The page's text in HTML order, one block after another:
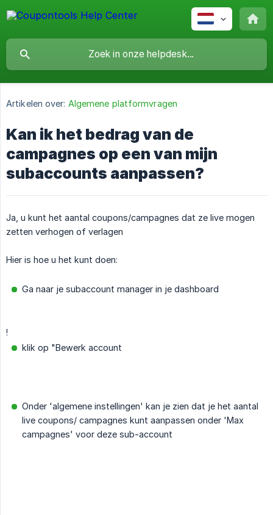
Artikelen over: Algemene platformvragen
Kan ik het bedrag van de
campagnes op een van mijn
subaccounts aanpassen?
Ja, u kunt het aantal coupons/campagnes dat ze live mogen
zetten verhogen of verlagen
Hier is hoe u het kunt doen:
Ga naar je subaccount manager in je dashboard
!
klik op "Bewerk account
Onder 'algemene instellingen' kan je zien dat je het aantal
live coupons/ campagnes kunt aanpassen onder 'Max
campagnes' voor deze sub-account